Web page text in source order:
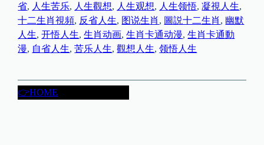
省, 人生苦乐, 人生觀想, 人生观想, 人生领悟, 凝視人生
十二生肖視頻, 反省人生, 图说生肖 , 圖説十二生肖 , 幽默
人生, 开悟人生, 生肖动画, 生肖卡通动漫, 生肖卡通動
漫, 自省人生, 苦乐人生, 觀想人生, 领悟人生
👉HOME